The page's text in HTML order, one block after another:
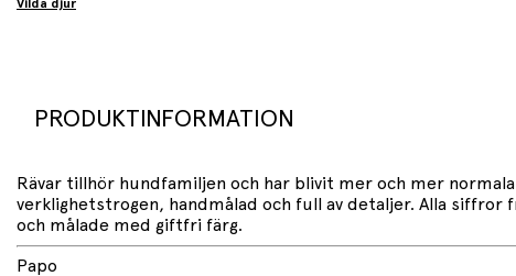
Vilda djur
PRODUKTINFORMATION
Rävar tillhör hundfamiljen och har blivit mer och mer
verklighetstrogen, handmålad och full av detaljer. Alla
och målade med giftfri färg.
Papo